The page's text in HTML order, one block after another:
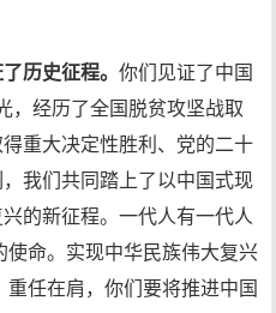
历史征程。你们见证了中国
，经历了全国脱贫攻坚战取
重大决定性胜利、党的二十
我们共同踏上了以中国式现
的新征程。一代人有一代人
使命。实现中华民族伟大复兴
任在肩，你们要将推进中国